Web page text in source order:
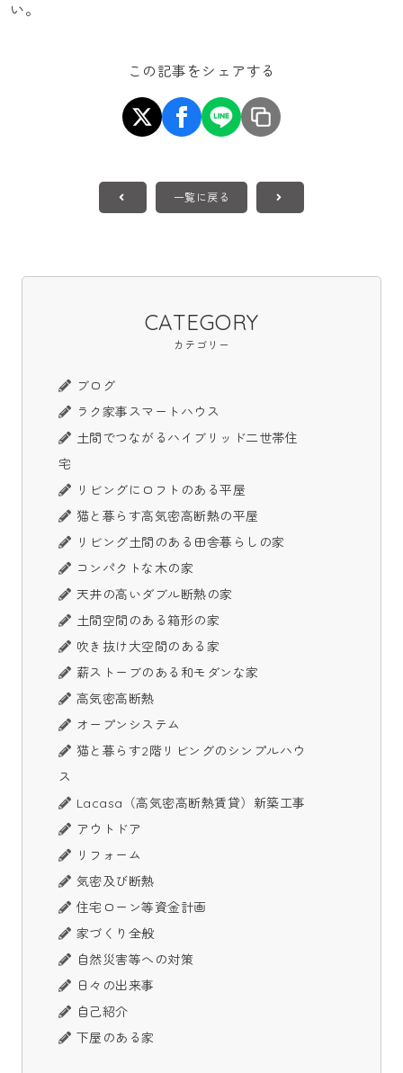
い。
この記事をシェアする
一覧に戻る
CATEGORY
カテゴリー
ブログ
ラク家事スマートハウス
土間でつながるハイブリッド二世帯住
宅
リビングにロフトのある平屋
猫と暮らす高気密高断熱の平屋
リビング土間のある田舎暮らしの家
コンパクトな木の家
天井の高いダブル断熱の家
土間空間のある箱形の家
吹き抜け大空間のある家
薪ストーブのある和モダンな家
高気密高断熱
オープンシステム
猫と暮らす2階リビングのシンプルハウ
ス
Lacasa（高気密高断熱賃貸）新築工事
アウトドア
リフォーム
気密及び断熱
住宅ローン等資金計画
家づくり全般
自然災害等への対策
日々の出来事
自己紹介
下屋のある家